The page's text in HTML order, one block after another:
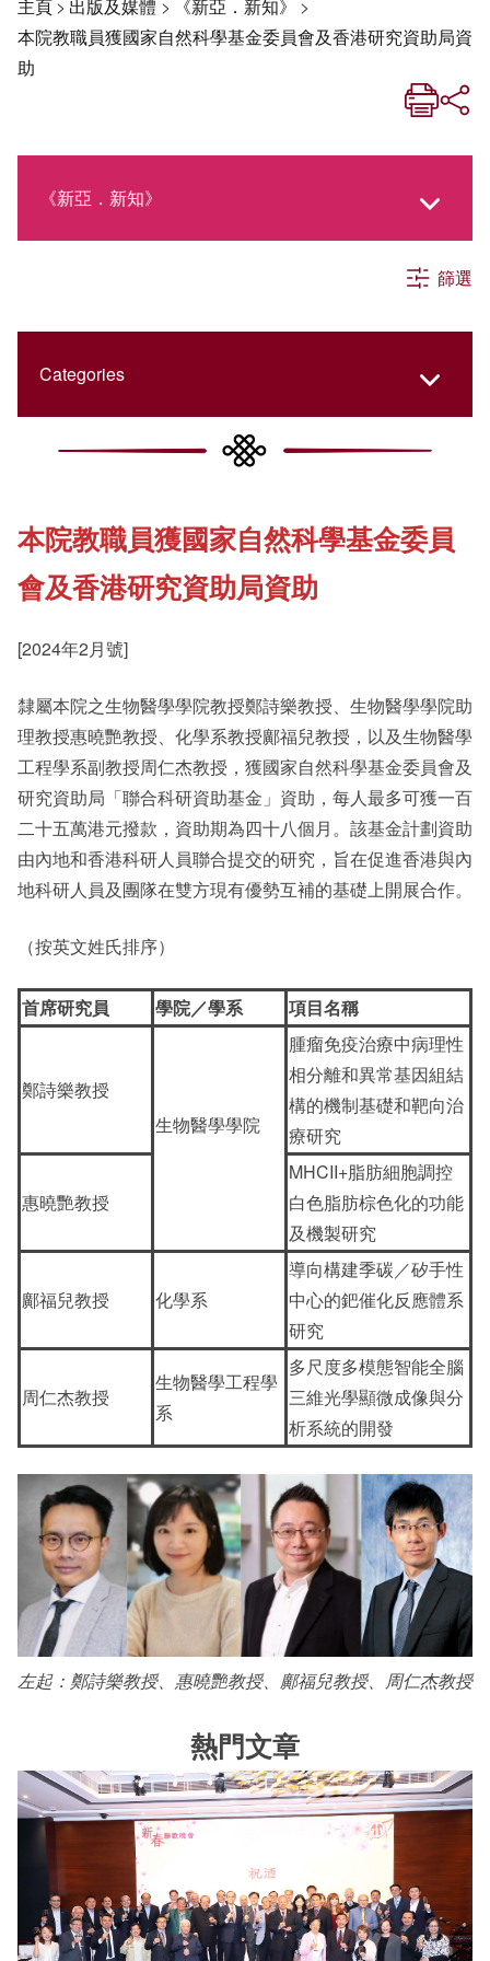
主頁> 出版及媒體 > 《新亞．新知》 >
本院教職員獲國家自然科學基金委員會及香港研究資助局資
助
《新亞．新知》
社交媒體專欄
《新亞簡訊》
《新亞書院概覽》
新亞影集
影片庫
篩選
Categories
College Updates
Cultural Topics
Staff Engagement
Alumni Connections
本院教職員獲國家自然科學基金委員
會及香港研究資助局資助
[2024年2月號]
隸屬本院之生物醫學學院教授鄭詩樂教授、生物醫學學院助
理教授惠曉艷教授、化學系教授鄺福兒教授，以及生物醫學
工程學系副教授周仁杰教授，獲國家自然科學基金委員會及
研究資助局「聯合科研資助基金」資助，每人最多可獲一百
二十五萬港元撥款，資助期為四十八個月。該基金計劃資助
由內地和香港科研人員聯合提交的研究，旨在促進香港與內
地科研人員及團隊在雙方現有優勢互補的基礎上開展合作。
（按英文姓氏排序）
首席研究員 學院／學系 項目名稱
鄭詩樂教授
生物醫學學院
腫瘤免疫治療中病理性
相分離和異常基因組結
構的機制基礎和靶向治
療研究
惠曉艷教授
MHCII+脂肪細胞調控
白色脂肪棕色化的功能
及機製研究
鄺福兒教授 化學系
導向構建季碳／矽手性
中心的鈀催化反應體系
研究
周仁杰教授
生物醫學工程學
系
多尺度多模態智能全腦
三維光學顯微成像與分
析系統的開發
左起：鄭詩樂教授、惠曉艷教授、鄺福兒教授、周仁杰教授
熱門文章